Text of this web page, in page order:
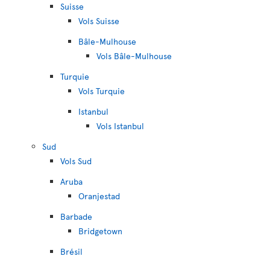
Suisse
Vols Suisse
Bâle-Mulhouse
Vols Bâle-Mulhouse
Turquie
Vols Turquie
Istanbul
Vols Istanbul
Sud
Vols Sud
Aruba
Oranjestad
Barbade
Bridgetown
Brésil